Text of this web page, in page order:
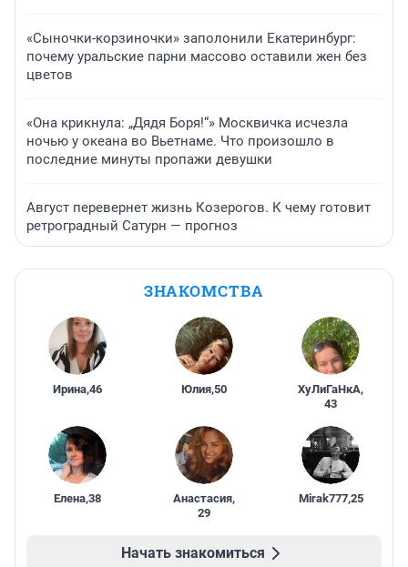
«Сыночки-корзиночки» заполонили Екатеринбург:
почему уральские парни массово оставили жен без
цветов
«Она крикнула: „Дядя Боря!“» Москвичка исчезла
ночью у океана во Вьетнаме. Что произошло в
последние минуты пропажи девушки
Август перевернет жизнь Козерогов. К чему готовит
ретроградный Сатурн — прогноз
ЗНАКОМСТВА
Ирина,46 Юлия,50 ХуЛиГаНкА,
43
Елена,38 Анастасия,
29
Mirak777,25
Начать знакомиться